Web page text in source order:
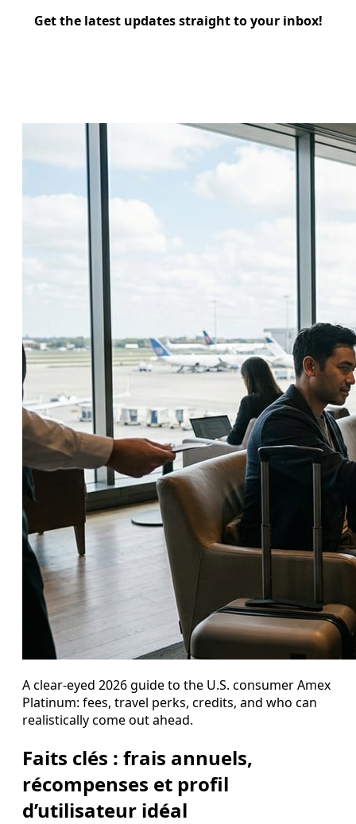
Get the latest updates straight to your inbox!
A clear-eyed 2026 guide to the U.S. consumer Amex
Platinum: fees, travel perks, credits, and who can
realistically come out ahead.
Faits clés : frais annuels,
récompenses et profil
d’utilisateur idéal